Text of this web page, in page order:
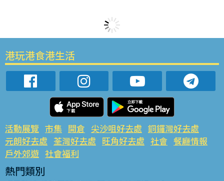
港玩港食港生活
活動展覽 市集 開倉 尖沙咀好去處 銅鑼灣好去處
元朗好去處 荃灣好去處 旺角好去處 社會 餐廳情報
戶外郊遊 社會福利
熱門類別